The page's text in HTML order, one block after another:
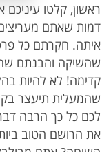
ראשון, קלטו
דמות שאתם
איתה. חקרתם כל
שהשיקה והבנתם
שהמעלית תיעצר
לכם כל כך הרבה
את הרושם הטוב